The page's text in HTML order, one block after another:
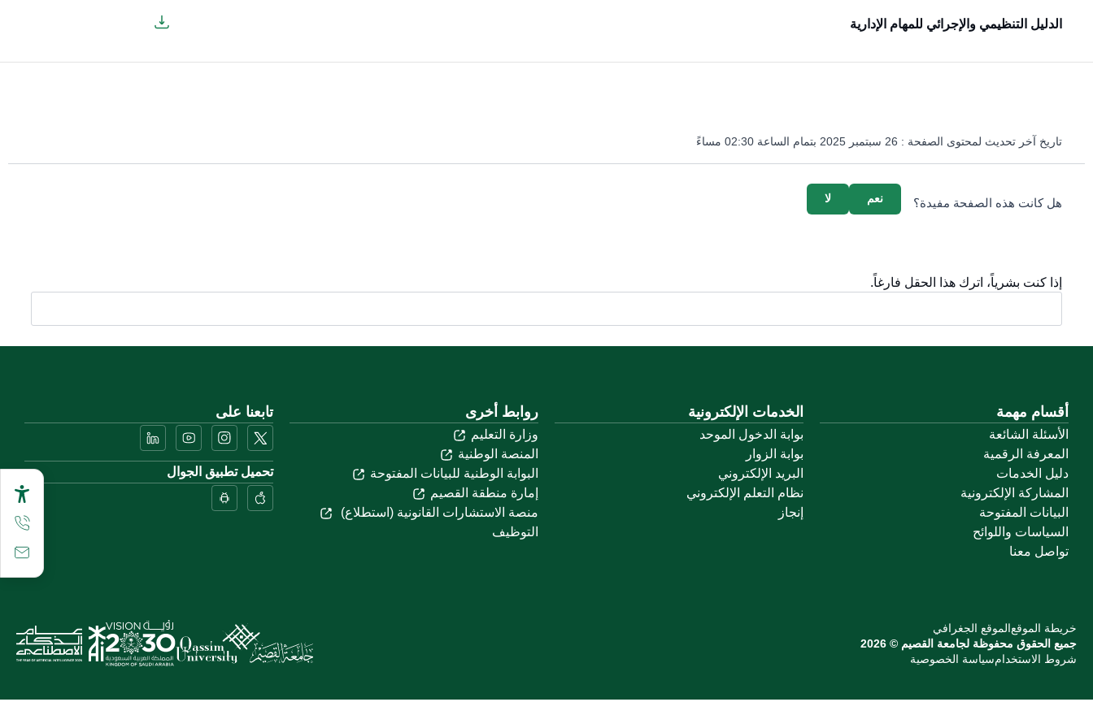
الدليل التنظيمي والإجرائي للمهام الإدارية
تاريخ آخر تحديث لمحتوى الصفحة : 26 سبتمبر 2025 بتمام الساعة 02:30 مساءً
هل كانت هذه الصفحة مفيدة؟ لا نعم
إذا كنت بشرياً، اترك هذا الحقل فارغاً.
أقسام مهمة
الأسئلة الشائعة
المعرفة الرقمية
دليل الخدمات
المشاركة الإلكترونية
البيانات المفتوحة
السياسات واللوائح
تواصل معنا
الخدمات الإلكترونية
بوابة الدخول الموحد
بوابة الزوار
البريد الإلكتروني
نظام التعلم الإلكتروني
إنجاز
روابط أخرى
وزارة التعليم
المنصة الوطنية
البوابة الوطنية للبيانات المفتوحة
إمارة منطقة القصيم
منصة الاستشارات القانونية (استطلاع)
التوظيف
تابعنا على
تحميل تطبيق الجوال
خريطة الموقعالموقع الجغرافي
جميع الحقوق محفوظة لجامعة القصيم © 2026
شروط الاستخدامسياسة الخصوصية